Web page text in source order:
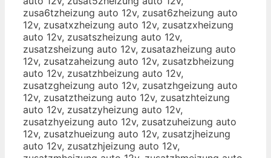
zusa6tzheizung auto 12v, zusat6zheizung auto
12v, zusatxzheizung auto 12v, zusatzxheizung
auto 12v, zusatszheizung auto 12v,
zusatzsheizung auto 12v, zusatazheizung auto
12v, zusatzaheizung auto 12v, zusatzbheizung
auto 12v, zusatzhbeizung auto 12v,
zusatzgheizung auto 12v, zusatzhgeizung auto
12v, zusatztheizung auto 12v, zusatzhteizung
auto 12v, zusatzyheizung auto 12v,
zusatzhyeizung auto 12v, zusatzuheizung auto
12v, zusatzhueizung auto 12v, zusatzjheizung
auto 12v, zusatzhjeizung auto 12v,